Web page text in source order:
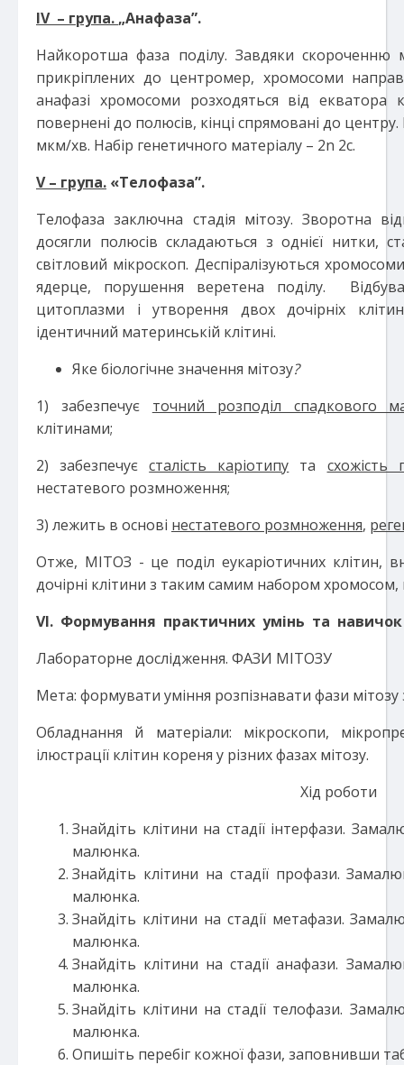
ІV – група. „Анафаза”.
Найкоротша фаза поділу. Завдяки скороченню
прикріплених до центромер, хромосоми
анафазі хромосоми розходяться від екватора
повернені до полюсів, кінці спрямовані до
мкм/хв. Набір генетичного матеріалу – 2n 2c.
V – група. «Телофаза”.
Телофаза заключна стадія мітозу. Зворотна
досягли полюсів складаються з однієї нитки,
світловий мікроскоп. Деспіралізуються
ядерце, порушення веретена поділу.
цитоплазми і утворення двох дочірніх
ідентичний материнській клітині.
Яке біологічне значення мітозу?
1) забезпечує точний розподіл спадкового
клітинами;
2) забезпечуєсталість каріотипу та
нестатевого розмноження;
3) лежить в основі нестатевого розмноження,
Отже, МІТОЗ - це поділ еукаріотичних клітин,
дочірні клітини з таким самим набором
VІ. Формування практичних умінь та навичок
Лабораторне дослідження. ФАЗИ МІТОЗУ
Мета: формувати уміння розпізнавати фази
Обладнання й матеріали: мікроскопи,
ілюстрації клітин кореня у різних фазах мітозу.
Хід роботи
Знайдіть клітини на стадії інтерфази.
малюнка.
Знайдіть клітини на стадії профази.
малюнка.
Знайдіть клітини на стадії метафази.
малюнка.
Знайдіть клітини на стадії анафази.
малюнка.
Знайдіть клітини на стадії телофази.
малюнка.
Опишіть перебіг кожної фази, заповнивши